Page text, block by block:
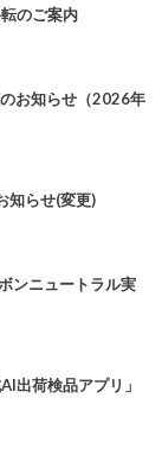
のご案内
お知らせ（2026年
知らせ(変更)
ンニュートラル実
出荷検品アプリ」